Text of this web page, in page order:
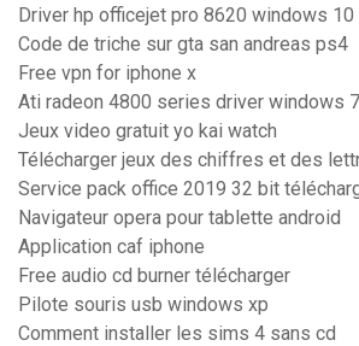
Driver hp officejet pro 8620 windows 10
Code de triche sur gta san andreas ps4
Free vpn for iphone x
Ati radeon 4800 series driver windows 7
Jeux video gratuit yo kai watch
Télécharger jeux des chiffres et des
Service pack office 2019 32 bit
Navigateur opera pour tablette android
Application caf iphone
Free audio cd burner télécharger
Pilote souris usb windows xp
Comment installer les sims 4 sans cd